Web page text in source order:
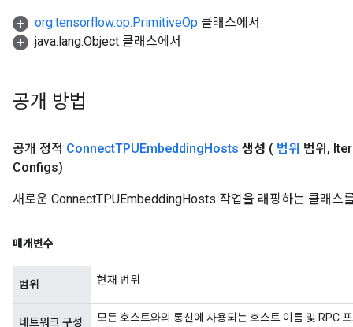
org.tensorflow.op.PrimitiveOp 클래스에서
java.lang.Object 클래스에서
공개 방법
공개 정적 ConnectTPUEmbeddingHosts 생성 ( 범위 범위 ,
Configs)
새로운 ConnectTPUEmbeddingHosts 작업을 래핑하는 클래스
매개변수
범위 현재 범위
네트워크 구성 모든 호스트와의 통신에 사용되는 호스트 이름 및 RPC